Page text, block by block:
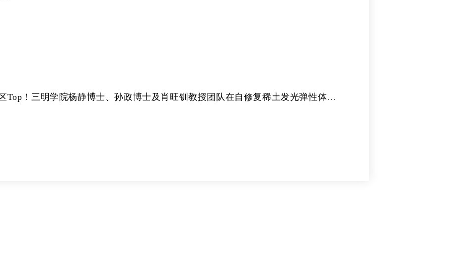
Top！三明学院杨静博士、孙政博士及肖旺钏教授团队在自修复稀土发光弹性体领
展